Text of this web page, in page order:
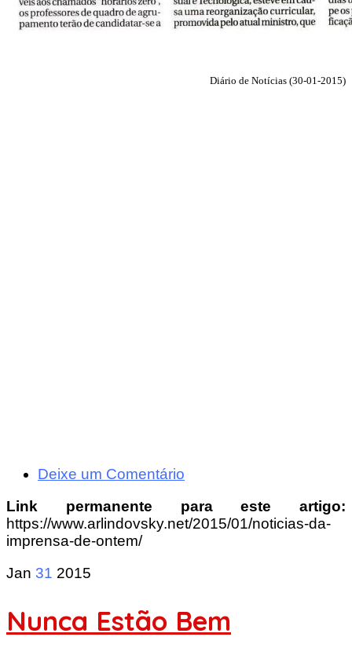
Diário de Notícias (30-01-2015)
Deixe um Comentário
Link permanente para este artigo:
https://www.arlindovsky.net/2015/01/noticias-da-
imprensa-de-ontem/
Jan 31 2015
Nunca Estão Bem